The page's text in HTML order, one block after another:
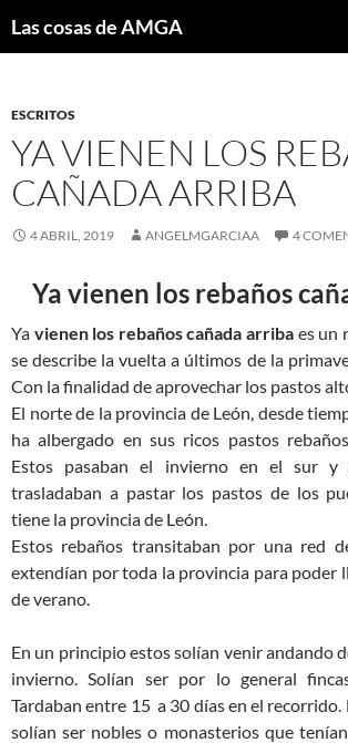
Las cosas de AMGA
ESCRITOS
YA VIENEN LOS
CAÑADA ARRIBA
4 ABRIL, 2019 ANGELMGARCIAA 4
Ya vienen los rebaños
Ya vienen los rebaños cañada arriba es un
se describe la vuelta a últimos de la
Con la finalidad de aprovechar los pastos
El norte de la provincia de León, desde
ha albergado en sus ricos pastos
Estos pasaban el invierno en el sur
trasladaban a pastar los pastos de los
tiene la provincia de León.
Estos rebaños transitaban por una red
extendían por toda la provincia para poder
de verano.
En un principio estos solían venir andando
invierno. Solían ser por lo general
Tardaban entre 15 a 30 días en el
solían ser nobles o monasterios que